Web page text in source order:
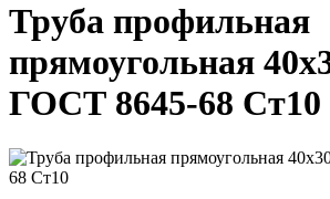
Труба профильная
прямоугольная
ГОСТ 8645-68 Ст10